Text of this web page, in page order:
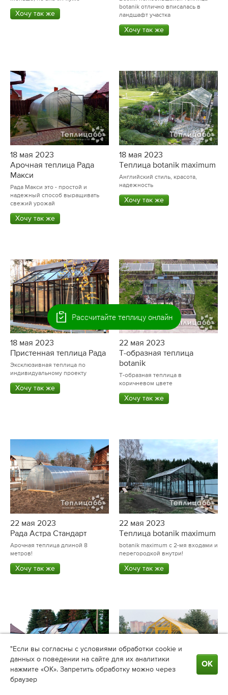
Хочу так же
botanik отлично вписалась в
ландшафт участка
Хочу так же
18 мая 2023
Арочная теплица Рада
Макси
Рада Макси это - простой и
надежный способ выращивать
свежий урожай
Хочу так же
18 мая 2023
Теплица botanik maximum
Английский стиль, красота,
надежность
Хочу так же
18 мая 2023
Пристенная теплица Рада
Эксклюзивная теплица по
индивидуальному проекту
Хочу так же
22 мая 2023
Т-образная теплица
botanik
Т-образная теплица в
коричневом цвете
Хочу так же
22 мая 2023
Рада Астра Стандарт
Арочная теплица длиной 8
метров!
Хочу так же
22 мая 2023
Теплица botanik maximum
botanik maximum c 2-мя входами и
перегородкой внутри!
Хочу так же
"Если вы согласны с условиями обработки cookie и
данных о поведении на сайте для их аналитики
нажмите «ОК». Запретить обработку можно через
браузер
ОК
Рассчитайте теплицу онлайн